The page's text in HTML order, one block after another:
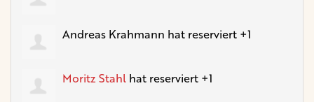
Andreas Krahmann hat reserviert +1
Moritz Stahl hat reserviert +1